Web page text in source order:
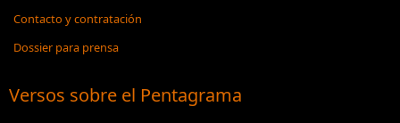
Contacto y contratación
Dossier para prensa
Versos sobre el Pentagrama